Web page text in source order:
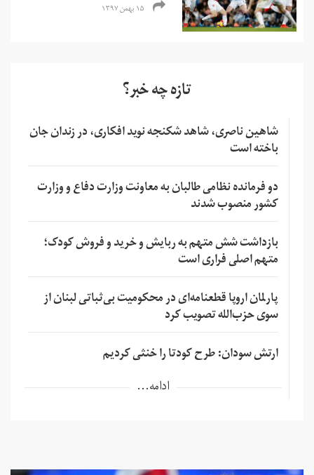
۱۵ بهمن ۱۳۹۷
تازه چه خبر؟
شاهین ناصری، شاهد شکنجه نوید افکاری، در زندان جان
باخته است
دو فرمانده نظامی طالبان به معاونت وزارت دفاع و وزارت
کشور منصوب شدند
بازداشت شش متهم به ربایش و خرید و فروش کودک؛
متهم اصلی فراری است
پارلمان اروپا قطعنامه‌ای در محکومیت بی‌ثباتی لبنان از
سوی حزب‌الله تصویب کرد
ارتش سودان: طرح کودتا را خنثی کردیم
ادامه...